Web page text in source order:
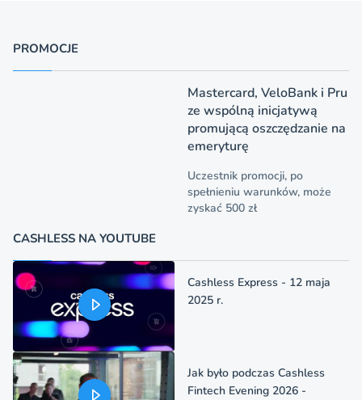
PROMOCJE
Mastercard, VeloBank i Pru
ze wspólną inicjatywą
promującą oszczędzanie na
emeryturę
Uczestnik promocji, po
spełnieniu warunków, może
zyskać 500 zł
CASHLESS NA YOUTUBE
Cashless Express - 12 maja
2025 r.
Jak było podczas Cashless
Fintech Evening 2026 -